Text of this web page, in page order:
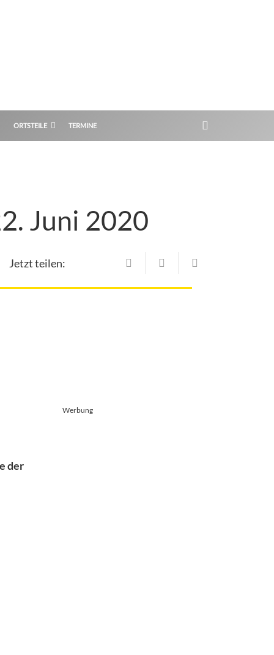
ORTSTEILE TERMINE
Juni 2020
Jetzt teilen:
der
Werbung